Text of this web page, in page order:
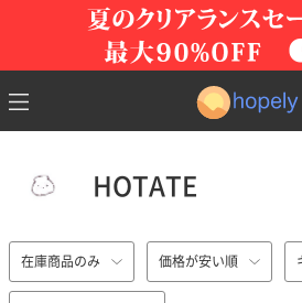
HOTATE
在庫商品のみ 価格が安い順